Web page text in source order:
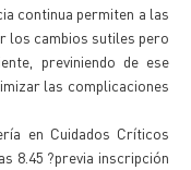
continua permiten a las
los cambios sutiles pero
previniendo de ese
las complicaciones
en Cuidados Críticos
8.45 ?previa inscripción